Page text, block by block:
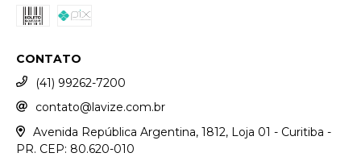
CONTATO
(41) 99262-7200
contato@lavize.com.br
Avenida República Argentina, 1812, Loja 01 - Curitiba -
PR. CEP: 80.620-010